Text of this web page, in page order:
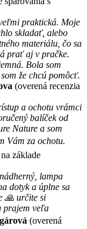
praktická. Moje
skladať, alebo
materiálu, čo sa
prať aj v pračke.
Bola som
že chcú pomôcť.
(overená recenzia
a ochotu vrámci
balíček od
Nature a som
Vám za ochotu.
základe
lampa
dotyk a úplne sa
🙏 určite si
prajem veľa
(overená